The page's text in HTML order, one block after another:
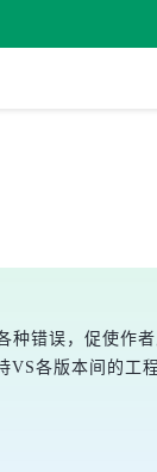
错误，促使作
各版本间的工